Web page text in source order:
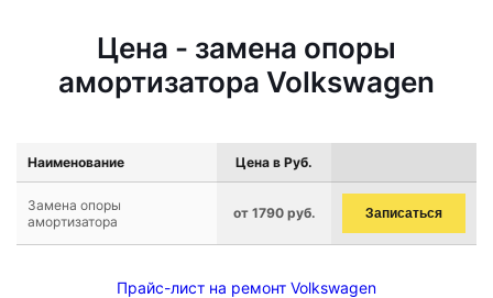
Цена - замена опоры
амортизатора Volkswagen
Наименование Цена в Руб.
Замена опоры
амортизатора
от 1790 руб. Записаться
Прайс-лист на ремонт Volkswagen